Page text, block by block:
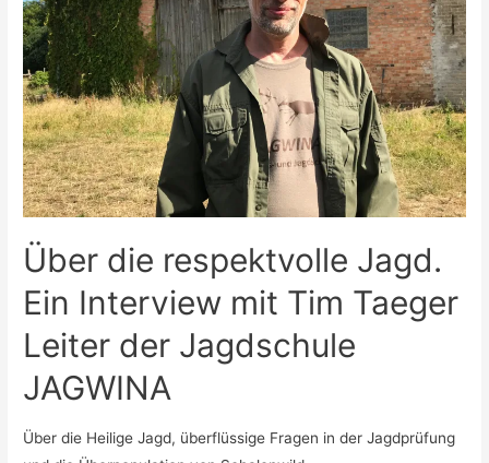
Über die respektvolle Jagd.
Ein Interview mit Tim Taeger
Leiter der Jagdschule
JAGWINA
Über die Heilige Jagd, überflüssige Fragen in der Jagdprüfung